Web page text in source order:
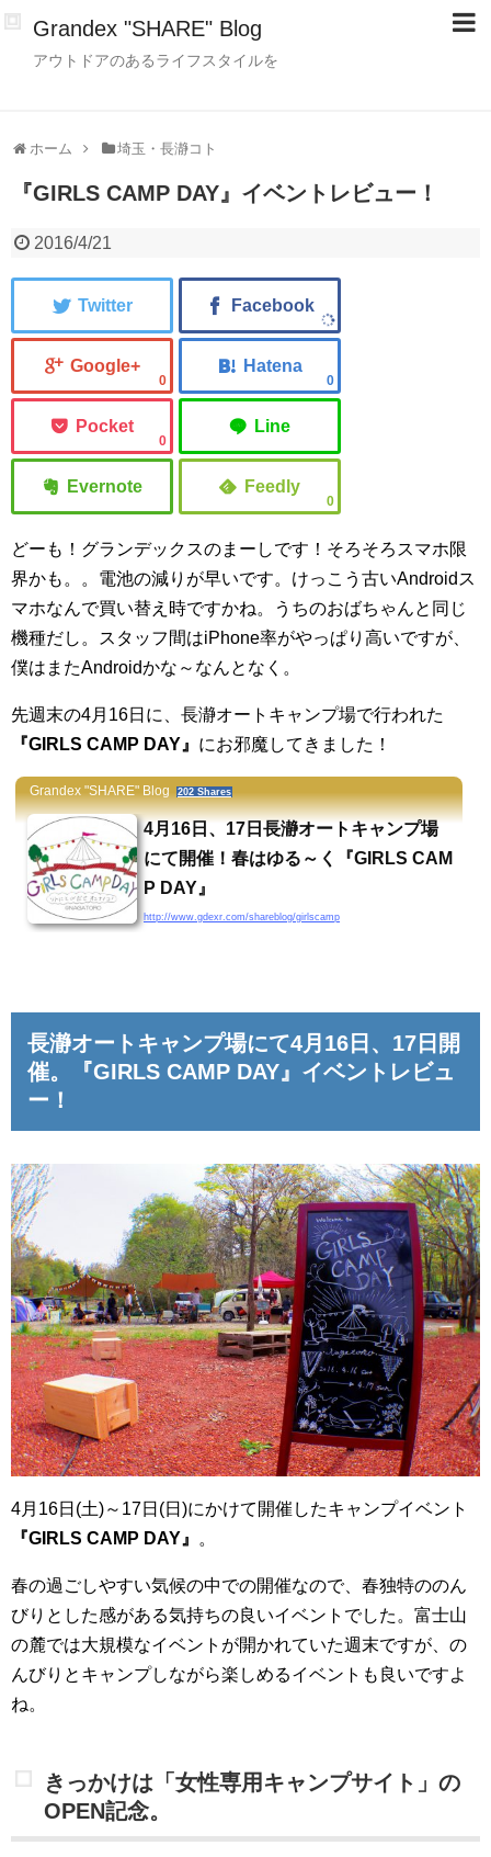
Grandex "SHARE" Blog
アウトドアのあるライフスタイルを
ホーム 埼玉・長瀞コト
『GIRLS CAMP DAY』イベントレビュー！
2016/4/21
0 0
0
0
どーも！グランデックスのまーしです！ そろそろスマホ限
界かも。。電池の減りが早いです。けっこう古いAndroidス
マホなんで買い替え時ですかね。うちのおばちゃんと同じ
機種だし。スタッフ間はiPhone率がやっぱり高いですが、
僕はまたAndroidかな～なんとなく。
先週末の4月16日に、長瀞オートキャンプ場で行われた
『GIRLS CAMP DAY』 にお邪魔してきました！
Grandex "SHARE" Blog 202 Shares
4月16日、17日長瀞オートキャンプ場
にて開催！春はゆる～く『GIRLS CAM
P DAY』
http://www.gdexr.com/shareblog/girlscamp
ましたね。ひとりキャンプ。こいっちの世界観もありま
すが、楽しそう。見逃した方はコチラから1週間限定で無
プ場にてプチイベント開催！『GIRLS CAMP DAY』グラ
ンデックス長瀞ベース向かいのキャンプサイト「長...
長瀞オートキャンプ場にて4月16日、17日開
催。
『GIRLS CAMP DAY』イベントレビュ
ー！
4月16日(土)～17日(日)にかけて開催したキャンプイベント
『GIRLS CAMP DAY』
。
春の過ごしやすい気候の中での開催なので、春独特ののん
びりとした感がある気持ちの良いイベントでした。富士山
の麓では大規模なイベントが開かれていた週末ですが、の
んびりとキャンプしながら楽しめるイベントも良いですよ
ね。
きっかけは「女性専用キャンプサイト」の
OPEN記念。